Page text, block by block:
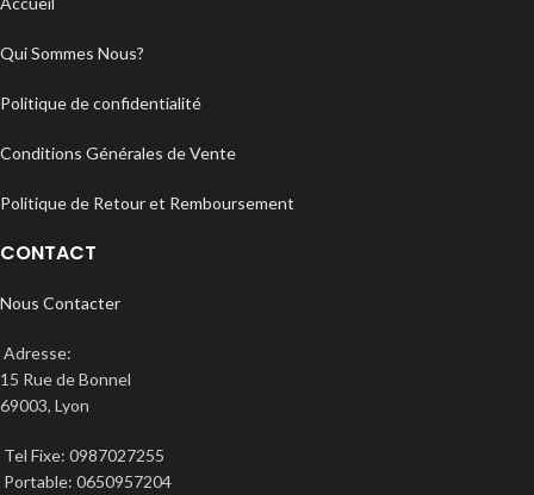
Qui Sommes Nous?
Politique de confidentialité
Conditions Générales de Vente
Politique de Retour et Remboursement
CONTACT
Nous Contacter
Adresse:
15 Rue de Bonnel
69003, Lyon
Tel Fixe: 0987027255
Portable: 0650957204